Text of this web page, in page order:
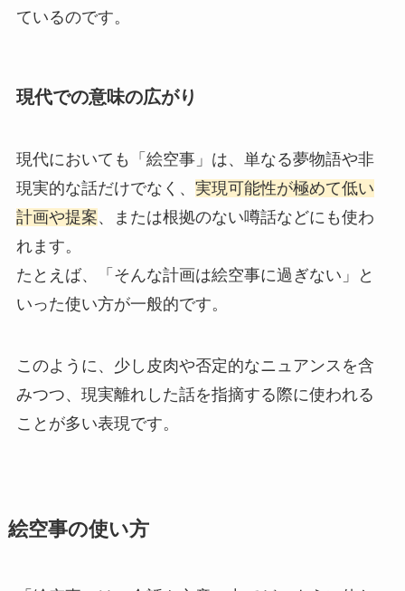
ているのです。
現代での意味の広がり
現代においても「絵空事」は、単なる夢物語や非
現実的な話だけでなく、 実現可能性が極めて低い
計画や提案、または根拠のない噂話などにも使わ
れます。
たとえば、「そんな計画は絵空事に過ぎない」と
いった使い方が一般的です。
このように、少し皮肉や否定的なニュアンスを含
みつつ、現実離れした話を指摘する際に使われる
ことが多い表現です。
絵空事の使い方